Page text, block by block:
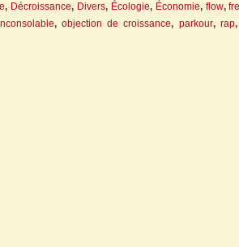
, Décroissance, Divers, Écologie, Économie, flow,
, objection de croissance, parkour, rap